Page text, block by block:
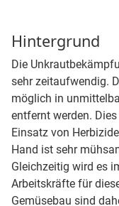
Hintergrund
Die
sehr zeitaufwendig.
möglich in
entfernt werden.
Einsatz von
Hand ist sehr
Gleichzeitig wird es
Arbeitskräfte für
Gemüsebau sind